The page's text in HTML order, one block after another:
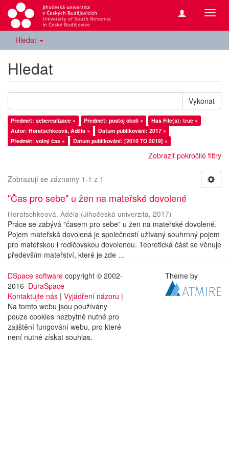
Hledat
Hledat
Vykonat
Předmět: seberealizace × Předmět: postoj okolí ×
Has File(s): true ×
Autor: Horatschkeová, Adéla ×
Datum publikování: 2017 ×
Předmět: volný čas ×
Datum publikování: [2010 TO 2019] ×
Zobrazit pokročilé filtry
Zobrazují se záznamy 1-1 z 1
"Čas pro sebe" u žen na mateřské dovolené
Horatschkeová, Adéla (Jihočeská univerzita, 2017)
Práce se zabývá "časem pro sebe" u žen na mateřské dovolené.
Pojem mateřská dovolená je společností užívaný souhrnný pojem
pro mateřskou i rodičovskou dovolenou. Teoretická část se věnuje
především mateřství, které je zde ...
DSpace software copyright © 2002-
2016 DuraSpace
Kontaktujte nás | Vyjádření názoru |
Na tomto webu jsou používány
pouze cookies nezbytně nutné pro
zajištění fungování webu, pro které
není nutné získat souhlas.
Theme by